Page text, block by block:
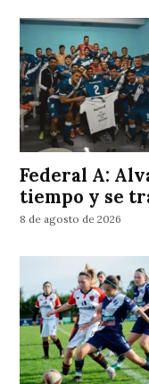
Federal A:
tiempo y se
8 de agosto de 2026